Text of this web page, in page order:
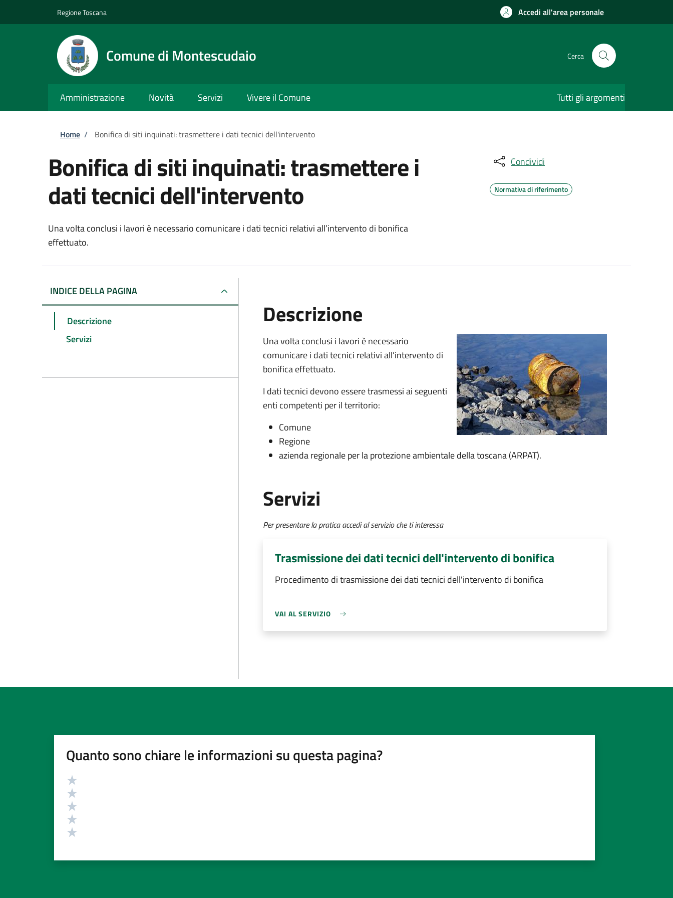
Regione Toscana Accedi all'area personale
Comune di Montescudaio Cerca
Amministrazione Novità Servizi Vivere il Comune Tutti gli argomenti
Briciole di pane
Home / Bonifica di siti inquinati: trasmettere i dati tecnici dell'intervento
Bonifica di siti inquinati: trasmettere i
dati tecnici dell'intervento
Una volta conclusi i lavori è necessario comunicare i dati tecnici relativi all’intervento di bonifica
effettuato.
Condividi
Normativa di riferimento
INDICE DELLA PAGINA
Descrizione
Servizi
Descrizione
Una volta conclusi i lavori è necessario
comunicare i dati tecnici relativi all’intervento di
bonifica effettuato.
I dati tecnici devono essere trasmessi ai seguenti
enti competenti per il territorio:
Comune
Regione
azienda regionale per la protezione ambientale della toscana (ARPAT).
Servizi
Per presentare la pratica accedi al servizio che ti interessa
Trasmissione dei dati tecnici dell'intervento di bonifica
Procedimento di trasmissione dei dati tecnici dell'intervento di bonifica
VAI AL SERVIZIO
Quanto sono chiare le informazioni su questa pagina?
Valutazione